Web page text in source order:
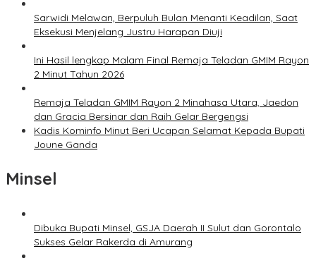
Sarwidi Melawan, Berpuluh Bulan Menanti Keadilan, Saat
Eksekusi Menjelang Justru Harapan Diuji
Ini Hasil lengkap Malam Final Remaja Teladan GMIM Rayon
2 Minut Tahun 2026
Remaja Teladan GMIM Rayon 2 Minahasa Utara, Jaedon
dan Gracia Bersinar dan Raih Gelar Bergengsi
Kadis Kominfo Minut Beri Ucapan Selamat Kepada Bupati
Joune Ganda
Minsel
Dibuka Bupati Minsel, GSJA Daerah II Sulut dan Gorontalo
Sukses Gelar Rakerda di Amurang